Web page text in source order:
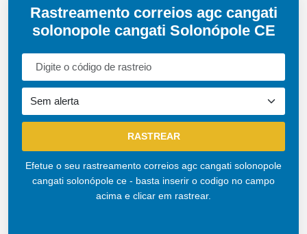
Rastreamento correios agc cangati
solonopole cangati Solonópole CE
Efetue o seu rastreamento correios agc cangati solonopole
cangati solonópole ce - basta inserir o codigo no campo
acima e clicar em rastrear.